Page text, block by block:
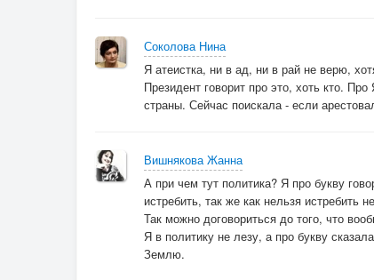
Соколова Нина
Я атеистка, ни в ад, ни в рай не верю,
Президент говорит про это, хоть кто.
страны. Сейчас поискала - если
Вишнякова Жанна
А при чем тут политика? Я про букву
истребить, так же как нельзя
Так можно договориться до того, что
Я в политику не лезу, а про букву
Землю.